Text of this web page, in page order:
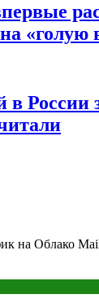
«голую
в России
на Облако